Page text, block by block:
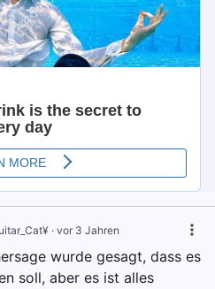
· vor 3 Jahren
wurde gesagt, dass es
soll, aber es ist alles